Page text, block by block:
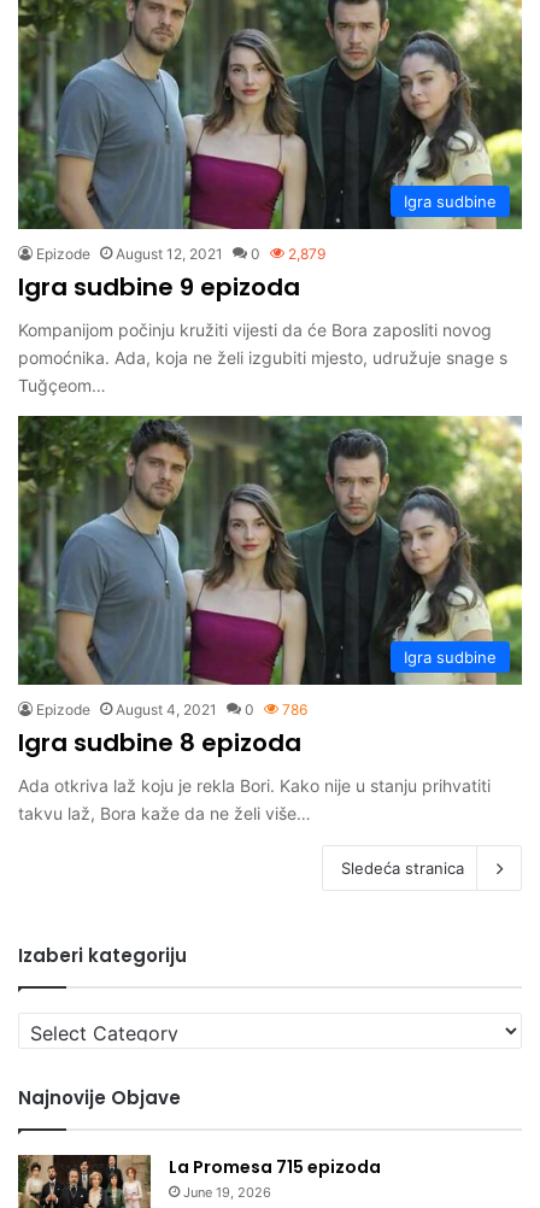
Igra sudbine
Epizode August 12, 2021 0 2,879
Igra sudbine 9 epizoda
Kompanijom počinju kružiti vijesti da će Bora zaposliti novog
pomoćnika. Ada, koja ne želi izgubiti mjesto, udružuje snage s
Tuğçeom…
Igra sudbine
Epizode August 4, 2021 0 786
Igra sudbine 8 epizoda
Ada otkriva laž koju je rekla Bori. Kako nije u stanju prihvatiti
takvu laž, Bora kaže da ne želi više…
Sledeća stranica
Izaberi kategoriju
Izaberi
kategoriju
Najnovije Objave
La Promesa 715 epizoda
June 19, 2026